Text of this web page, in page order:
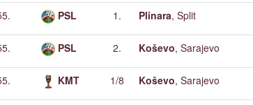
PSL 1. Plinara, Split
PSL 2. Koševo, Sarajevo
KMT 1/8 Koševo, Sarajevo